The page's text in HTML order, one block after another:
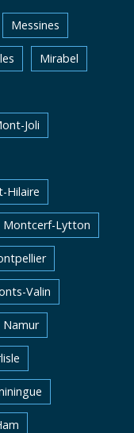
Messines
Mirabel
Joli
Hilaire
Montcerf-Lytton
Valin
Namur